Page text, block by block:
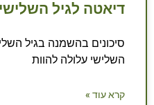
דיאטה לגיל השלישי
סיכונים בהשמנה בגיל
השלישי עלולה להוות
קרא עוד »